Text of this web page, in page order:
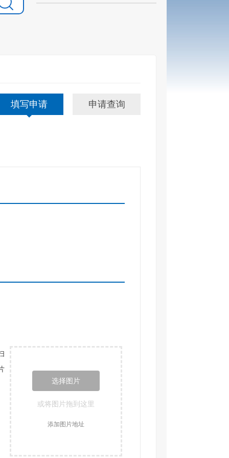
填写申请 申请查询
选择图片
或将图片拖到这里
添加图片地址